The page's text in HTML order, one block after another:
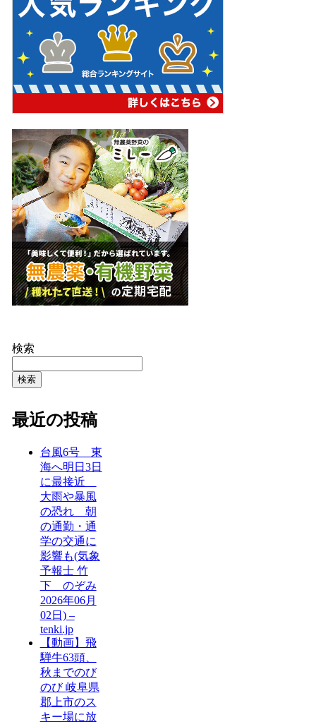
検索
検索
最近の投稿
台風6号 東
海へ明日3日
に最接近
大雨や暴風
の恐れ 朝
の通勤・通
学の交通に
影響も(気象
予報士 竹
下 のぞみ
2026年06月
02日) –
tenki.jp
【動画】飛
騨牛63頭、
秋までのび
のび 岐阜県
郡上市のス
キー場に放